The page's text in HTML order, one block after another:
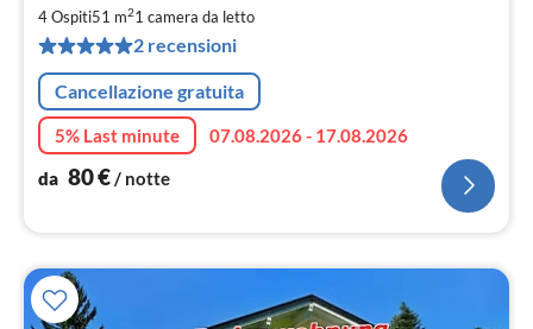
4 Ospiti51 m21 camera da letto
2 recensioni
Cancellazione gratuita
5% Last minute
07.08.2026 - 17.08.2026
da 80€/ notte